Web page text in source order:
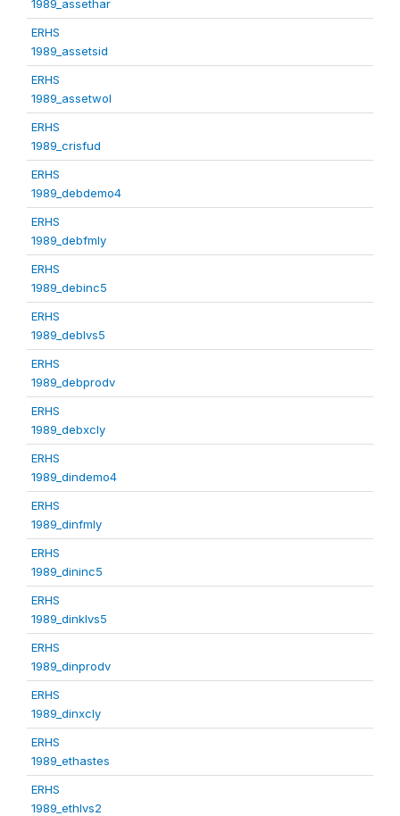
1989_assethar
ERHS
1989_assetsid
ERHS
1989_assetwol
ERHS
1989_crisfud
ERHS
1989_debdemo4
ERHS
1989_debfmly
ERHS
1989_debinc5
ERHS
1989_deblvs5
ERHS
1989_debprodv
ERHS
1989_debxcly
ERHS
1989_dindemo4
ERHS
1989_dinfmly
ERHS
1989_dininc5
ERHS
1989_dinklvs5
ERHS
1989_dinprodv
ERHS
1989_dinxcly
ERHS
1989_ethastes
ERHS
1989_ethlvs2